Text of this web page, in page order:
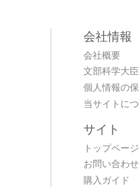
会社情報
会社概要
文部科学大
個人情報の
当サイトに
サイト
トップページ
お問い合わせ
購入ガイド